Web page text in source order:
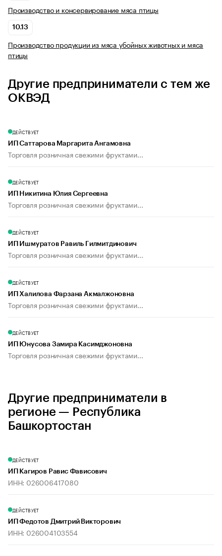
Производство и консервирование мяса птицы
10.13
Производство продукции из мяса убойных животных и мяса
птицы
Другие предприниматели с тем же
ОКВЭД
ДЕЙСТВУЕТ
ИП Саттарова Маргарита Ангамовна
Торговля розничная свежими фруктами...
ДЕЙСТВУЕТ
ИП Никитина Юлия Сергеевна
Торговля розничная свежими фруктами...
ДЕЙСТВУЕТ
ИП Ишмуратов Равиль Гилмитдинович
Торговля розничная свежими фруктами...
ДЕЙСТВУЕТ
ИП Халилова Фарзана Акмалжоновна
Торговля розничная свежими фруктами...
ДЕЙСТВУЕТ
ИП Юнусова Замира Касимджоновна
Торговля розничная свежими фруктами...
Другие предприниматели в
регионе — Республика
Башкортостан
ДЕЙСТВУЕТ
ИП Кагиров Равис Фависович
ИНН: 026006417080
ДЕЙСТВУЕТ
ИП Федотов Дмитрий Викторович
ИНН: 026004103554